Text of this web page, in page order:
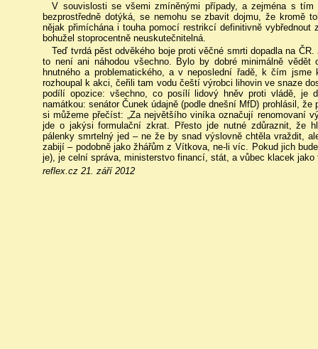
V souvislosti se všemi zmíněnými případy, a zejména s
bezprostředně dotýká, se nemohu se zbavit dojmu, že kromě
nějak přimíchána i touha pomocí restrikcí definitivně vybřednout
bohužel stoprocentně neuskutečnitelná.
Teď tvrdá pěst odvěkého boje proti věčné smrti dopadla na
to není ani náhodou všechno. Bylo by dobré minimálně
hnutného a problematického, a v neposlední řadě, k čím
rozhoupal k akci, čeřili tam vodu čeští výrobci lihovin ve snaze
podílí opozice: všechno, co posílí lidový hněv proti vládě, je
namátkou: senátor Čunek údajně (podle dnešní MfD) prohlásil,
si můžeme přečíst: „Za největšího viníka označují renomovaní
jde o jakýsi formulační zkrat. Přesto jde nutné zdůraznit, že
pálenky smrtelný jed – ne že by snad výslovně chtěla vraždit,
zabijí – podobně jako žhářům z Vítkova, ne-li víc. Pokud jich
je), je celní správa, ministerstvo financí, stát, a vůbec klacek
reflex.cz 21. září 2012